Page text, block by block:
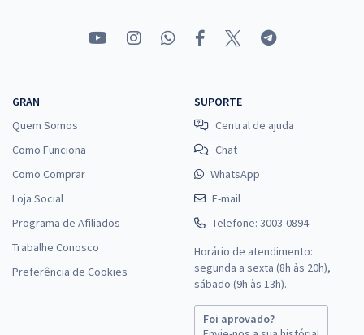
GRAN
Quem Somos
Como Funciona
Como Comprar
Loja Social
Programa de Afiliados
Trabalhe Conosco
Preferência de Cookies
SUPORTE
Central de ajuda
Chat
WhatsApp
E-mail
Telefone: 3003-0894
Horário de atendimento:
segunda a sexta (8h às 20h),
sábado (9h às 13h).
Foi aprovado?